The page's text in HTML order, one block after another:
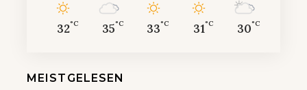
32°C 35°C 33°C 31°C 30°C
MEISTGELESEN